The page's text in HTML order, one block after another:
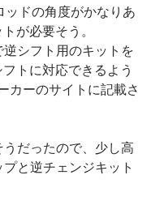
ッドの角度がかなりあ
が必要そう。
シフト用のキットを
トに対応できるよう
カーのサイトに記載さ
だったので、少し高
と逆チェンジキット